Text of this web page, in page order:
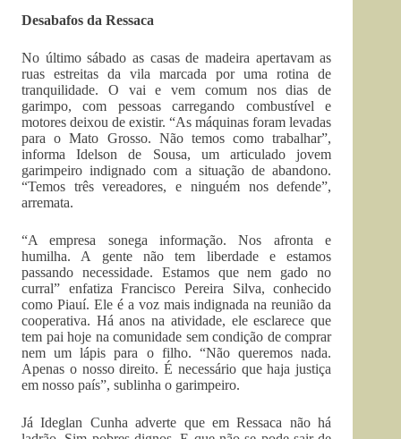
Desabafos da Ressaca
No último sábado as casas de madeira apertavam as
ruas estreitas da vila marcada por uma rotina de
tranquilidade. O vai e vem comum nos dias de
garimpo, com pessoas carregando combustível e
motores deixou de existir. “As máquinas foram levadas
para o Mato Grosso. Não temos como trabalhar”,
informa Idelson de Sousa, um articulado jovem
garimpeiro indignado com a situação de abandono.
“Temos três vereadores, e ninguém nos defende”,
arremata.
“A empresa sonega informação. Nos afronta e
humilha. A gente não tem liberdade e estamos
passando necessidade. Estamos que nem gado no
curral” enfatiza Francisco Pereira Silva, conhecido
como Piauí. Ele é a voz mais indignada na reunião da
cooperativa. Há anos na atividade, ele esclarece que
tem pai hoje na comunidade sem condição de comprar
nem um lápis para o filho. “Não queremos nada.
Apenas o nosso direito. É necessário que haja justiça
em nosso país”, sublinha o garimpeiro.
Já Ideglan Cunha adverte que em Ressaca não há